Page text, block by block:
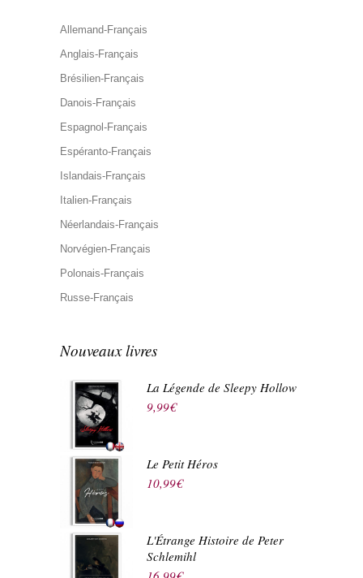
Allemand-Français
Anglais-Français
Brésilien-Français
Danois-Français
Espagnol-Français
Espéranto-Français
Islandais-Français
Italien-Français
Néerlandais-Français
Norvégien-Français
Polonais-Français
Russe-Français
Nouveaux livres
La Légende de Sleepy Hollow
9,99€
Le Petit Héros
10,99€
L'Étrange Histoire de Peter
Schlemihl